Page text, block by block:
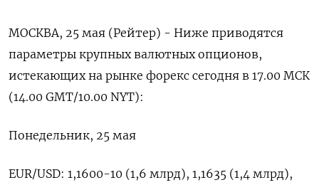
МОСКВА, 25 мая (Рейтер) - Ниже приводятся
параметры крупных валютных ‌опционов,
истекающих на рынке форекс ​сегодня ​в 17.00 МСК
(14.00 ​GMT/10.00 NYT):
Понедельник, ⁠25 ‌мая
EUR/USD: 1,1600-10 (1,6 ‌млрд), 1,1635 (1,4 млрд),